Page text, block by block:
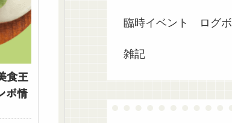
食王
ボ情
臨時イベント ログボ
雑記